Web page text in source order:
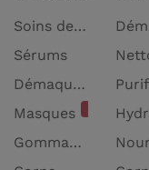
Soins de jour
Sérums
Démaquillants et nettoyants
Masques
NOUVEAU
Gommages